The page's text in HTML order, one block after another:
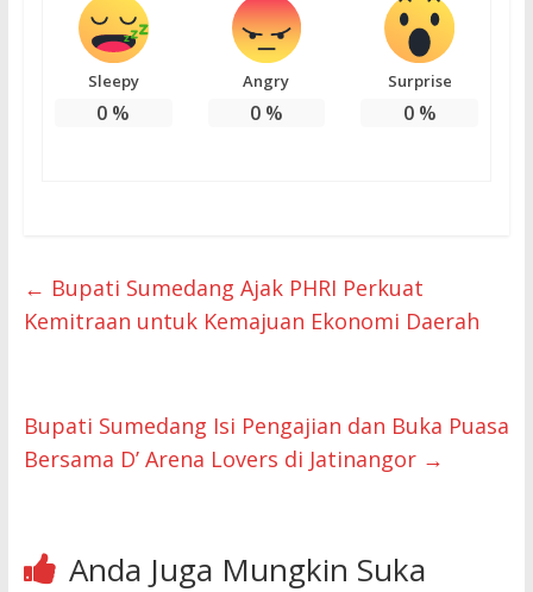
Sleepy
0 %
Angry
0%
Surprise
0%
← Bupati Sumedang Ajak PHRI Perkuat
Kemitraan untuk Kemajuan Ekonomi Daerah
Bupati Sumedang Isi Pengajian dan Buka Puasa
Bersama D’ Arena Lovers di Jatinangor →
Anda Juga Mungkin Suka